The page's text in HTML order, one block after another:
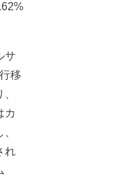
サ
移
カ
れ